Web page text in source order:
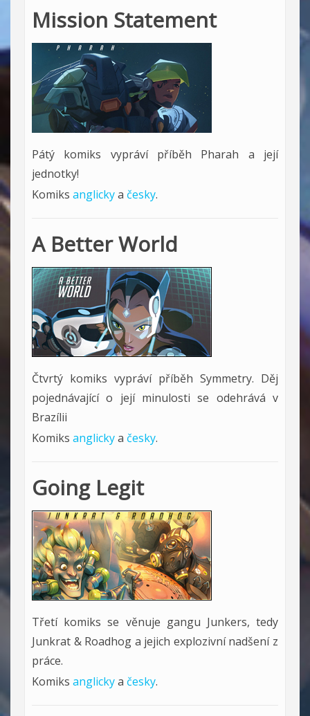
Mission Statement
Pátý komiks vypráví příběh Pharah a její
jednotky!
Komiks anglickya česky.
A Better World
Čtvrtý komiks vypráví příběh Symmetry. Děj
pojednávající o její minulosti se odehrává v
Brazílii
Komiks anglickya česky.
Going Legit
Třetí komiks se věnuje gangu Junkers, tedy
Junkrat & Roadhog a jejich explozivní nadšení z
práce.
Komiks anglickya česky.